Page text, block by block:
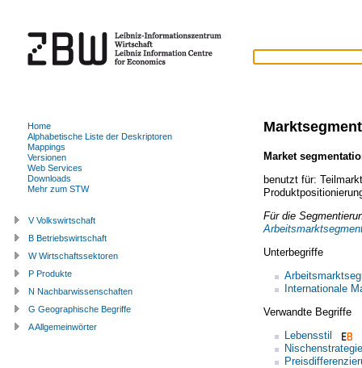
Market
benutzt für: Teilmarkt
Für die
Unterbegriffe
Internationale
Verwandte Begriffe
Lebensstil
Nischenstrategie
Home
Alphabetische Liste der Deskriptoren
Mappings
Versionen
Web Services
Downloads
Mehr zum STW
V Volkswirtschaft
B Betriebswirtschaft
W Wirtschaftssektoren
P Produkte
N Nachbarwissenschaften
G Geographische Begriffe
A Allgemeinwörter